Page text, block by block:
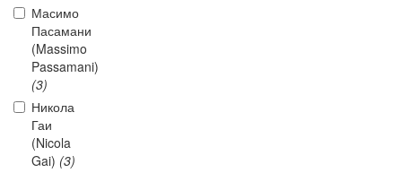
Масимо
Пасамани
(Massimo
Passamani)
(3)
Никола
Гаи
(Nicola
Gai) (3)